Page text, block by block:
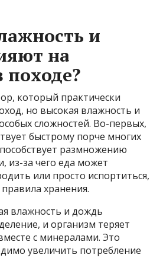
и
на
походе?
который практически
но высокая влажность и
сложностей. Во-первых,
быстрому порче многих
размножению
из-за чего еда может
или просто испортиться,
хранения.
влажность и дождь
и организм теряет
с минералами. Это
увеличить потребление